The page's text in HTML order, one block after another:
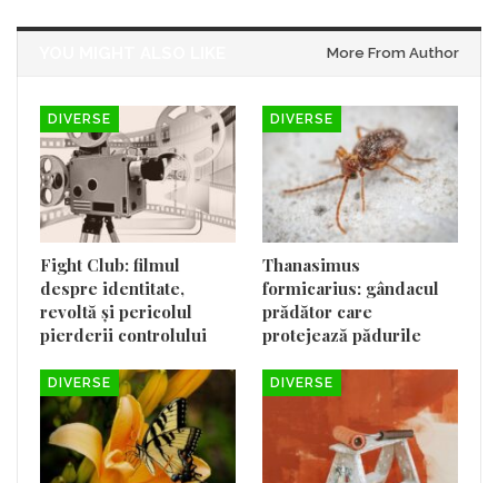
More From Author
DIVERSE
Fight Club: filmul
despre identitate,
revoltă și pericolul
pierderii controlului
DIVERSE
Thanasimus
formicarius: gândacul
prădător care
protejează pădurile
DIVERSE DIVERSE